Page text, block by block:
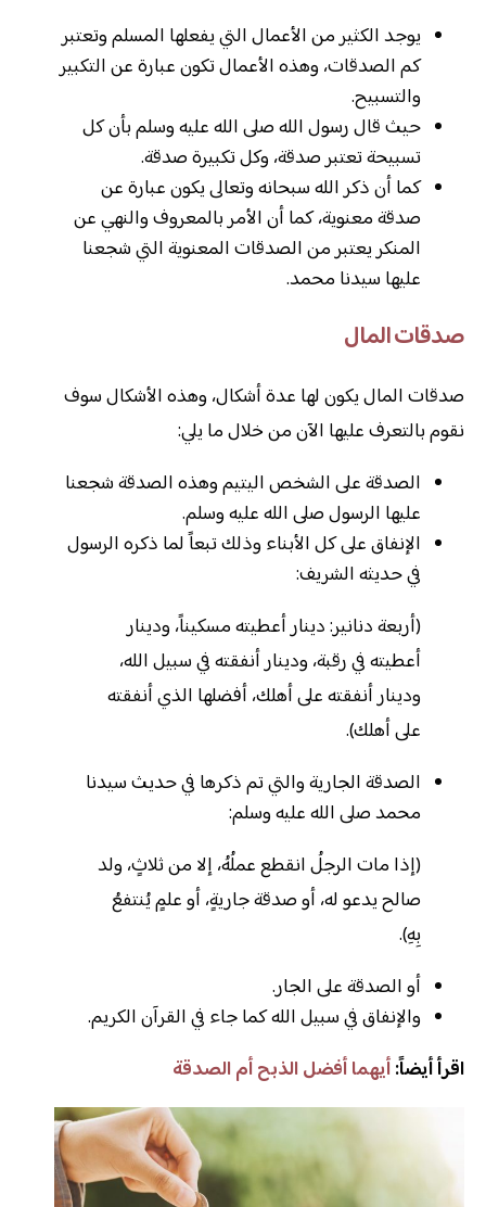
يوجد الكثير من الأعمال التي يفعلها المسلم وتعتبر
كم الصدقات، وهذه الأعمال تكون عبارة عن التكبير
والتسبيح.
حيث قال رسول الله صلى الله عليه وسلم بأن كل
تسبيحة تعتبر صدقة، وكل تكبيرة صدقة.
كما أن ذكر الله سبحانه وتعالى يكون عبارة عن
صدقة معنوية، كما أن الأمر بالمعروف والنهي عن
المنكر يعتبر من الصدقات المعنوية التي شجعنا
عليها سيدنا محمد.
صدقات المال
صدقات المال يكون لها عدة أشكال، وهذه الأشكال سوف
نقوم بالتعرف عليها الآن من خلال ما يلي:
الصدقة على الشخص اليتيم وهذه الصدقة شجعنا
عليها الرسول صلى الله عليه وسلم.
الإنفاق على كل الأبناء وذلك تبعاً لما ذكره الرسول
في حديثه الشريف:
(أربعة دنانير: دينار أعطيته مسكيناً، ودينار
أعطيته في رقبة، ودينار أنفقته في سبيل الله،
ودينار أنفقته على أهلك، أفضلها الذي أنفقته
على أهلك).
الصدقة الجارية والتي تم ذكرها في حديث سيدنا
محمد صلى الله عليه وسلم:
(إذا مات الرجلُ انقطع عملُهُ، إلا من ثلاثٍ، ولد
صالح يدعو له، أو صدقة جاريةٍ، أو علمٍ يُنتفعُ
بِهِ).
أو الصدقة على الجار.
والإنفاق في سبيل الله كما جاء في القرآن الكريم.
اقرأ أيضاً:أيهما أفضل الذبح أم الصدقة